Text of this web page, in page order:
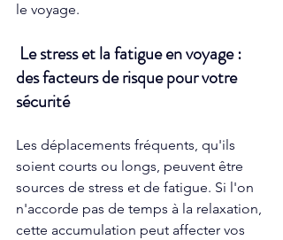
le voyage.
Le stress et la fatigue en voyage :
des facteurs de risque pour votre
sécurité
Les déplacements fréquents, qu'ils
soient courts ou longs, peuvent être
sources de stress et de fatigue. Si l'on
n'accorde pas de temps à la relaxation,
cette accumulation peut affecter vos